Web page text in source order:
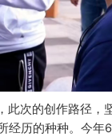
此次的创作路径，
经历的种种。今年